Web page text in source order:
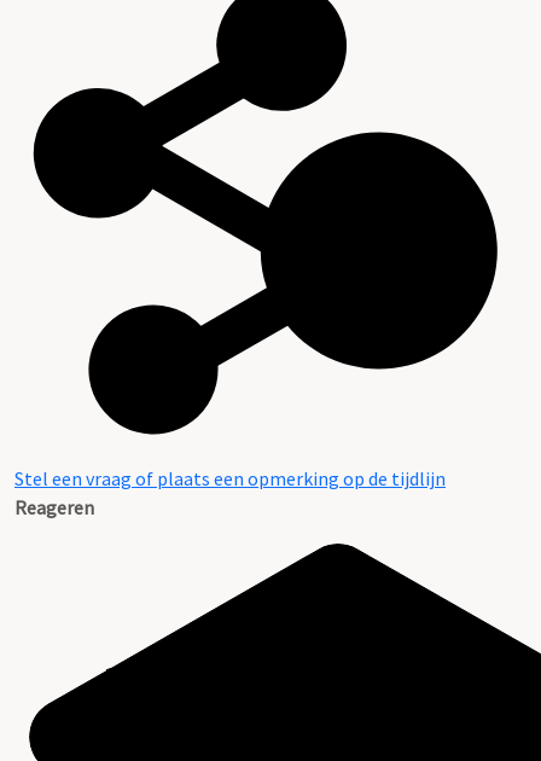
Stel een vraag of plaats een opmerking op de tijdlijn
Reageren